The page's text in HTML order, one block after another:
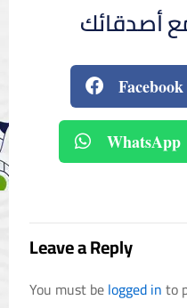
أصدقائك
Facebook
WhatsApp
Leave a Reply
You must belogged into